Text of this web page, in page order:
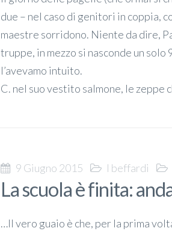
due – nel caso di genitori in coppia,
maestre sorridono. Niente da dire,
truppe, in mezzo si nasconde un solo
l’avevamo intuito.
C. nel suo vestito salmone, le zeppe
9 Giugno 2015
I beffardi
La scuola è finita:
…Il vero guaio è che, per la prima